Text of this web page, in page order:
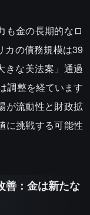
も金の長期的なロ
カの債務規模は39
きな美法案」通過
調整を経ています
が流動性と財政拡
に挑戦する可能性
善：金は新たな